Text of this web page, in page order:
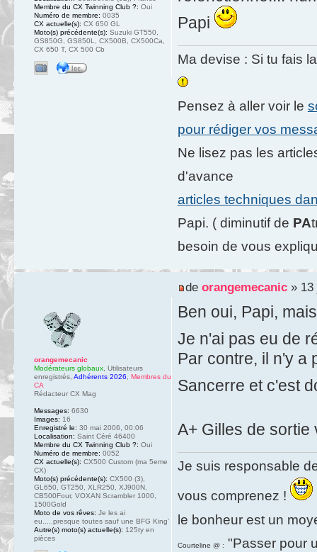
Papi
Ma devise : Si tu fais
Pensez à aller voir le
pour rédiger vos
Ne lisez pas les
d'avance
articles techniques
Papi. ( diminutif de PA
besoin de vous
Membre du CX Twinning Club ?: Oui
Numéro de membre: 0035
CX actuelle(s): CX 650 GL
Moto(s) précédente(s): Suzuki GT550,
GS850G, GS850L, CX500B, CX500Ca,
CX 650 T, CX 500 Cb
de orangemecanic» 13
Ben oui, Papi,
Je n'ai pas eu de
Par contre, il n'y a
Sancerre et c'est
A+ Gilles de
Je suis responsable
vous comprenez !
le bonheur est un
Courteline @ : "Passer pour
orangemecanic
Modérateurs globaux Utilisateurs
enregistrés Adhérents 2026
Membres du
CA
Rédacteur CX Mag
Messages: 6630
Images: 16
Enregistré le: 30 mai 2006, 00:06
Localisation: Saint Céré 46400
Membre du CX Twinning Club ?: Oui
Numéro de membre: 0052
CX actuelle(s): CX500 Custom (ma 5eme
CX)
Moto(s) précédente(s): CX500 (3),
GL650, GT250, XLR250, XJ900N,
CB500Four, VOXAN Scrambler 1000,
1500Gold
Moto de vos rêves: Je les ai
eu.....presque toutes sauf une BFG King'
Autre(s) moto(s) actuelle(s): 125ty en
pièces